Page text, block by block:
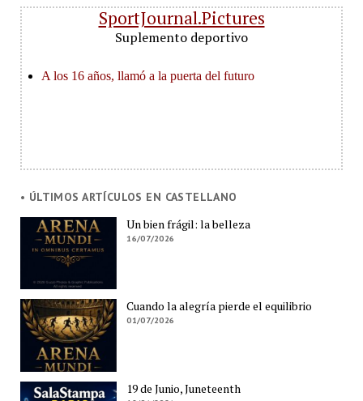
SportJournal.Pictures
Suplemento deportivo
• ÚLTIMOS ARTÍCULOS EN CASTELLANO
Un bien frágil: la belleza
16/07/2026
Cuando la alegría pierde el equilibrio
01/07/2026
19 de Junio, Juneteenth